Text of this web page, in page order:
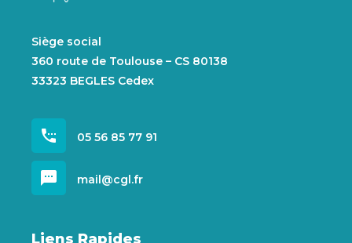
Siège social
360 route de Toulouse – CS 80138
33323 BEGLES Cedex
settings_phone 05 56 85 77 91
sms mail@cgl.fr
Liens Rapides